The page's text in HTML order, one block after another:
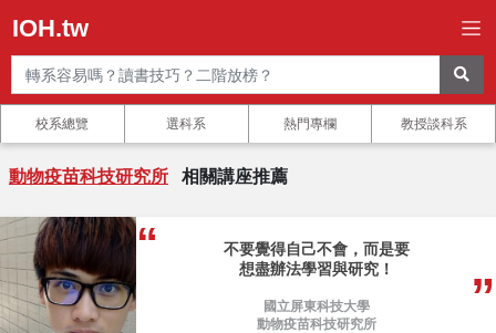
IOH.tw
校系總覽 選科系 熱門專欄 教授談科系
動物疫苗科技研究所 相關講座推薦
不要覺得自己不會，而是要
想盡辦法學習與研究！
國立屏東科技大學
動物疫苗科技研究所